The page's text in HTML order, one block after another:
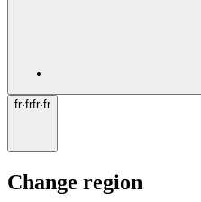
fr·frfr·fr
Change region